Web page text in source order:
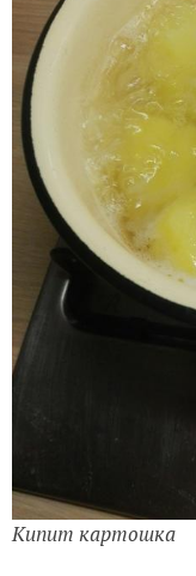
Кипит картошка